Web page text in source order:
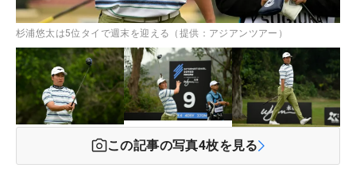
杉浦悠太は5位タイで週末を迎える（提供：アジアンツアー）
この記事の写真4枚を見る